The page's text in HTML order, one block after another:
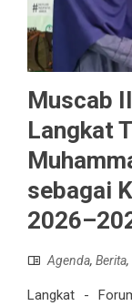
Muscab
Langkat
sebagai
Agenda, Berita,
Langkat -